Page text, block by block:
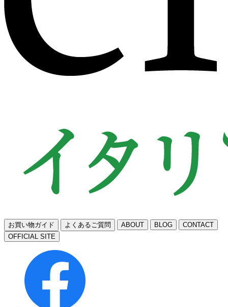
お買い物ガイド よくあるご質問 ABOUT BLOG
CONTACT
OFFICIAL SITE